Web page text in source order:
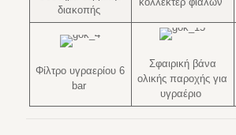
διακοπής
Φίλτρο υγραερίου 6
bar
Σφαιρική βάνα
ολικής παροχής για
υγραέριο